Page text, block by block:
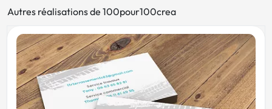
Autres réalisations de 100pour100crea